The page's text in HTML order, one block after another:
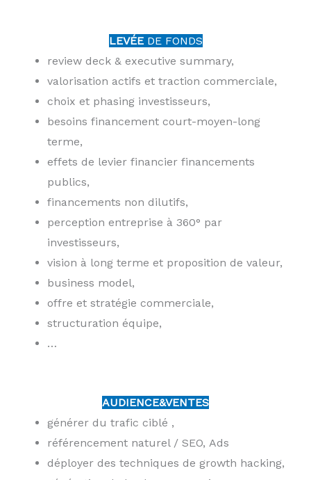
LEVÉEDE FONDS
review deck & executive summary,
valorisation actifs et traction commerciale,
choix et phasing investisseurs,
besoins financement court-moyen-long
terme,
effets de levier financier financements
publics,
financements non dilutifs,
perception entreprise à 360° par
investisseurs,
vision à long terme et proposition de valeur,
business model,
offre et stratégie commerciale,
structuration équipe,
…
AUDIENCE&VENTES
générer du trafic ciblé ,
référencement naturel / SEO, Ads
déployer des techniques de growth hacking,